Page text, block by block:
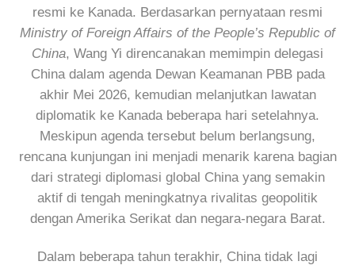
resmi ke Kanada. Berdasarkan pernyataan resmi
Ministry of Foreign Affairs of the People’s Republic of
China, Wang Yi direncanakan memimpin delegasi
China dalam agenda Dewan Keamanan PBB pada
akhir Mei 2026, kemudian melanjutkan lawatan
diplomatik ke Kanada beberapa hari setelahnya.
Meskipun agenda tersebut belum berlangsung,
rencana kunjungan ini menjadi menarik karena bagian
dari strategi diplomasi global China yang semakin
aktif di tengah meningkatnya rivalitas geopolitik
dengan Amerika Serikat dan negara-negara Barat.
Dalam beberapa tahun terakhir, China tidak lagi